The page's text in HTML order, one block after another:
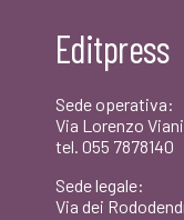
Editpress
Sede operativa:
Via Lorenzo
tel. 055 7878140
Sede legale:
Via dei